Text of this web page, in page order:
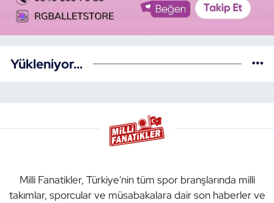
Yükleniyor...
Milli Fanatikler, Türkiye'nin tüm spor branşlarında milli
takımlar, sporcular ve müsabakalara dair son haberler ve